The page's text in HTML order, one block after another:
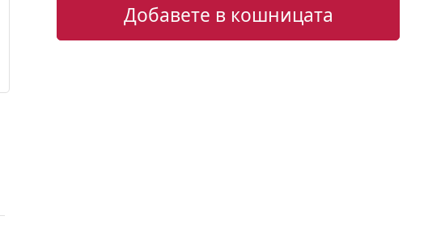
Добавете в кошницата